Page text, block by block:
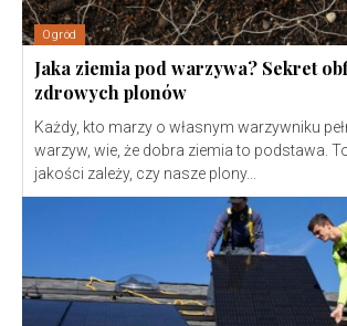
Ogród
Jaka ziemia pod warzywa? Sekret
zdrowych plonów
Każdy, kto marzy o własnym warzywniku
warzyw, wie, że dobra ziemia to podstawa.
jakości zależy, czy nasze plony...